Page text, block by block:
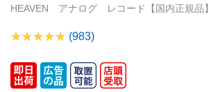
HEAVEN アナログ レコード【国内正規品】
(983)